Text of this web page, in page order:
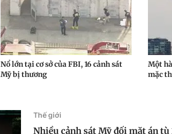
Nổ lớn tại cơ sở của FBI, 16 cảnh sát
Mỹ bị thương
Một
mặc
Thế giới
Nhiều cảnh sát Mỹ đối mặt án